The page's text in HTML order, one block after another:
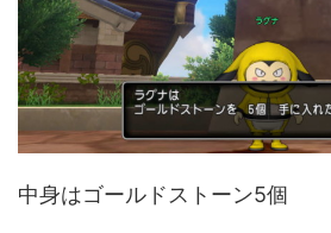
中身はゴールドストーン5個